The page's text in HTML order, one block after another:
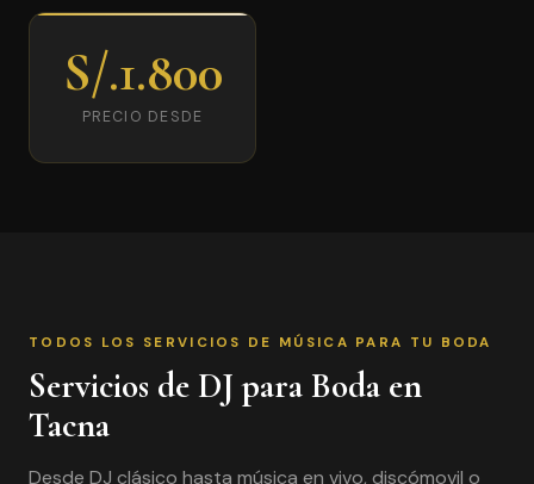
S/.1.800
PRECIO DESDE
TODOS LOS SERVICIOS DE MÚSICA PARA TU BODA
Servicios de DJ para Boda en
Tacna
Desde DJ clásico hasta música en vivo, discómovil o